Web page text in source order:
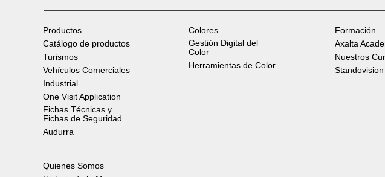
Productos
Catálogo de productos
Turismos
Vehículos Comerciales
Industrial
One Visit Application
Fichas Técnicas y
Fichas de Seguridad
Audurra
Colores
Gestión Digital del
Color
Herramientas de Color
Formación
Axalta
Nuestros
Quienes Somos